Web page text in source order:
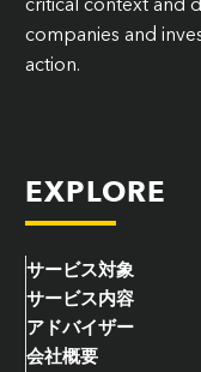
companies and
action.
EXPLORE
サービス対象
サービス内容
アドバイザー
会社概要